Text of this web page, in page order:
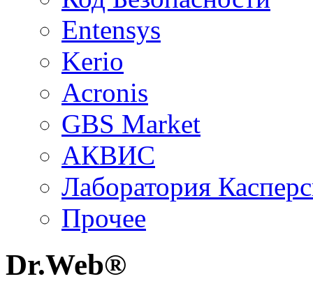
Entensys
Kerio
Acronis
GBS Market
АКВИС
Лаборатория
Прочее
Dr.Web®